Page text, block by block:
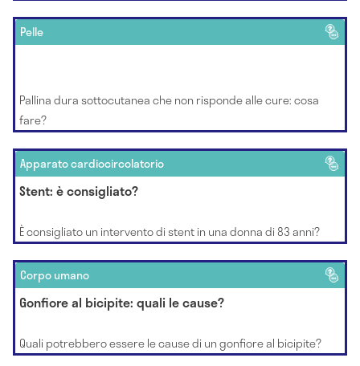
Pelle
Pallina dura sottocutanea che non risponde alle cure: cosa
fare?
Apparato cardiocircolatorio
Stent: è consigliato?
È consigliato un intervento di stent in una donna di 83 anni?
Corpo umano
Gonfiore al bicipite: quali le cause?
Quali potrebbero essere le cause di un gonfiore al bicipite?